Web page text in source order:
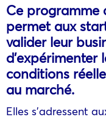
Ce programme
permet aux
valider leur
d’expérimenter
conditions
au marché.
Elles s’adressent